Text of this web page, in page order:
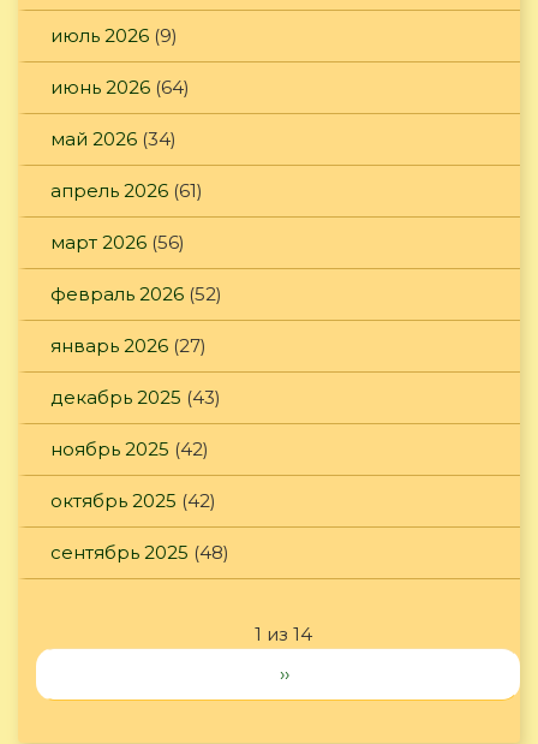
июль 2026 (9)
июнь 2026 (64)
май 2026 (34)
апрель 2026 (61)
март 2026 (56)
февраль 2026 (52)
январь 2026 (27)
декабрь 2025 (43)
ноябрь 2025 (42)
октябрь 2025 (42)
сентябрь 2025 (48)
1 из 14
››